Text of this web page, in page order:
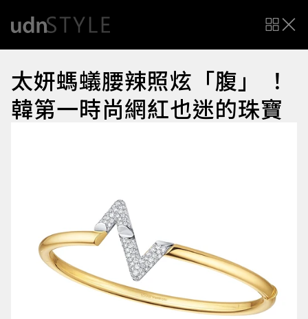
太妍螞蟻腰辣照炫「腹」 ！
韓第一時尚網紅也迷的珠寶